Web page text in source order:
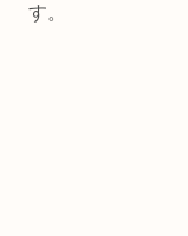
す。